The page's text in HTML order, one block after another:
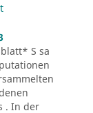
S sa
. In der